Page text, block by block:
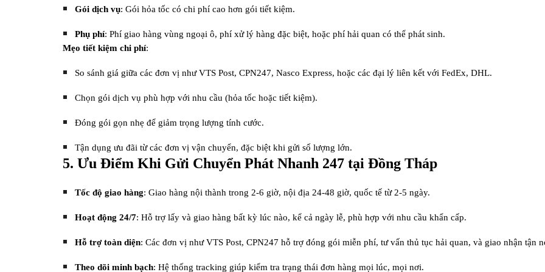
Gói dịch vụ: Gói hỏa tốc có chi phí cao hơn gói tiết kiệm.
Phụ phí: Phí giao hàng vùng ngoại ô, phí xử lý hàng đặc biệt, hoặc phí hải quan có thể phát sinh.
Mẹo tiết kiệm chi phí:
So sánh giá giữa các đơn vị như VTS Post, CPN247, Nasco Express, hoặc các đại lý liên kết với FedEx, DHL.
Chọn gói dịch vụ phù hợp với nhu cầu (hỏa tốc hoặc tiết kiệm).
Đóng gói gọn nhẹ để giảm trọng lượng tính cước.
Tận dụng ưu đãi từ các đơn vị vận chuyển, đặc biệt khi gửi số lượng lớn.
5. Ưu Điểm Khi Gửi Chuyển Phát Nhanh 247 tại Đồng Tháp
Tốc độ giao hàng: Giao hàng nội thành trong 2-6 giờ, nội địa 24-48 giờ, quốc tế từ 2-5 ngày.
Hoạt động 24/7: Hỗ trợ lấy và giao hàng bất kỳ lúc nào, kể cả ngày lễ, phù hợp với nhu cầu khẩn cấp.
Hỗ trợ toàn diện: Các đơn vị như VTS Post, CPN247 hỗ trợ đóng gói miễn phí, tư vấn thủ tục hải quan, và giao nhận tận
Theo dõi minh bạch: Hệ thống tracking giúp kiểm tra trạng thái đơn hàng mọi lúc, mọi nơi.